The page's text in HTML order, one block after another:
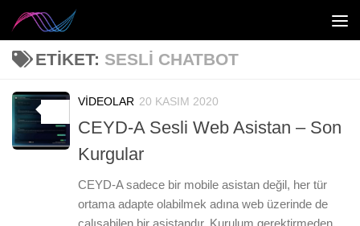
Skip to content
ETIKET: SESLI CHATBOT
VIDEOLAR 20 KASIM 2020
CEYD-A Sesli Web Asistan – Son
Kurgular
CEYD-A sadece bir mobile asistan değil, her tür
ortama adapte olabilmek adına web üzerinde de